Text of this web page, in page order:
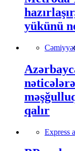
yükünü
qalır
Express